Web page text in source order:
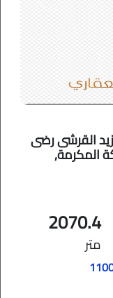
القرشى رضى
المكرمة,
2070.4
متر